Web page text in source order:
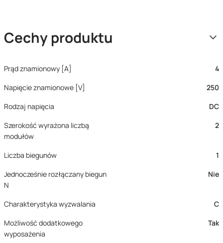
Cechy produktu
Prąd znamionowy [A]
4
Napięcie znamionowe [V]
250
Rodzaj napięcia
DC
Szerokość wyrażona liczbą
modułów
2
Liczba biegunów
1
Jednocześnie rozłączany biegun
N
Nie
Charakterystyka wyzwalania
C
Możliwość dodatkowego
wyposażenia
Tak